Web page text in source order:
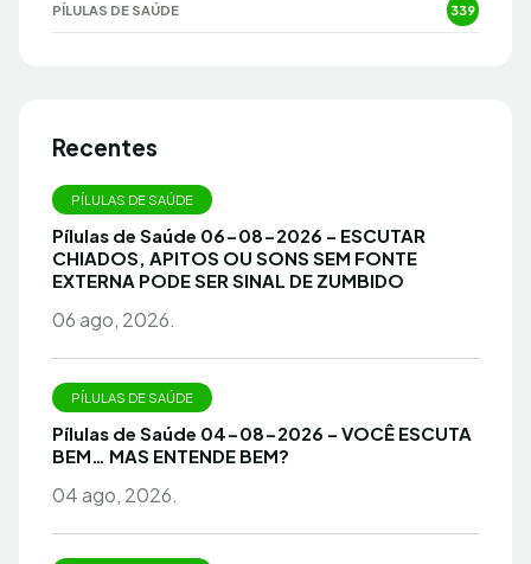
PÍLULAS DE SAÚDE 339
Recentes
PÍLULAS DE SAÚDE
Pílulas de Saúde 06-08-2026 – ESCUTAR
CHIADOS, APITOS OU SONS SEM FONTE
EXTERNA PODE SER SINAL DE ZUMBIDO
06 ago, 2026.
PÍLULAS DE SAÚDE
Pílulas de Saúde 04-08-2026 – VOCÊ ESCUTA
BEM… MAS ENTENDE BEM?
04 ago, 2026.